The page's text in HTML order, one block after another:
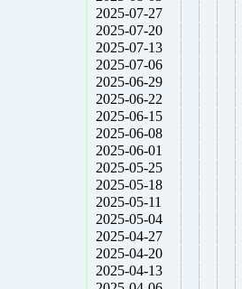
2025-07-27
2025-07-20
2025-07-13
2025-07-06
2025-06-29
2025-06-22
2025-06-15
2025-06-08
2025-06-01
2025-05-25
2025-05-18
2025-05-11
2025-05-04
2025-04-27
2025-04-20
2025-04-13